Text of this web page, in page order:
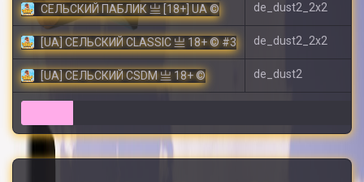
СЕЛЬСКИЙ ПАБЛИК 亗 [18+] UA © de_dust2_2x2
[UA] СЕЛЬСКИЙ CLASSIC 亗 18+ © #3 de_dust2_2x2
[UA] СЕЛЬСКИЙ CSDM 亗 18+ © de_dust2